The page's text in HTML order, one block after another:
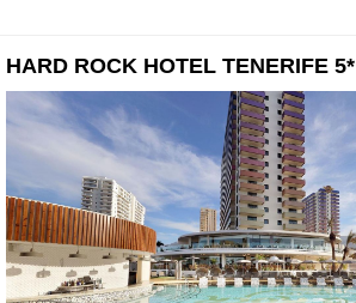
HARD ROCK HOTEL TENERIFE 5*